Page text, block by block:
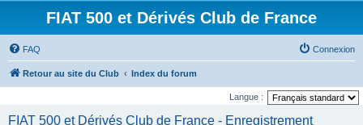
FIAT 500 et Dérivés Club de France
FAQ Connexion
Retour au site du Club Index du forum
Langue :
FIAT 500 et Dérivés Club de France - Enregistrement